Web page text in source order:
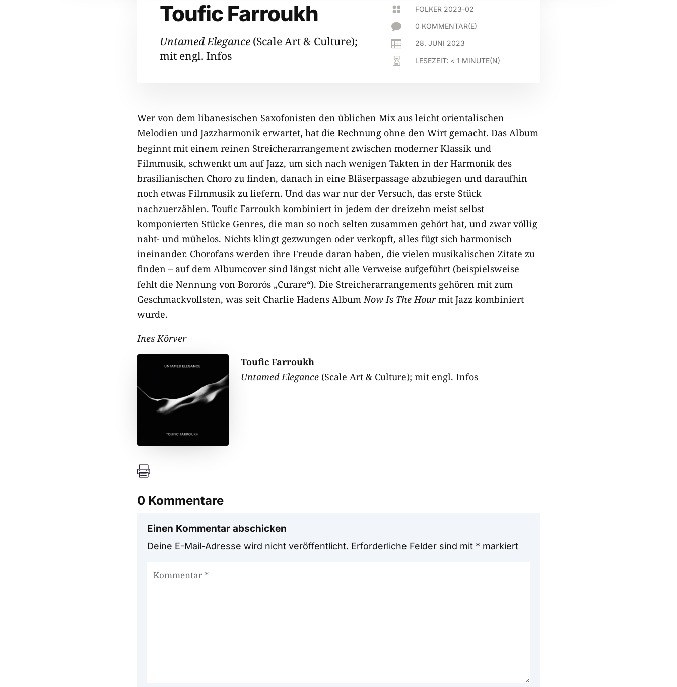
Toufic Farroukh
Untamed Elegance (Scale Art & Culture);
mit engl. Infos
 FOLKER 2023-02
 0 KOMMENTAR(E)
 28. JUNI 2023
 LESEZEIT: < 1 MINUTE(N)
Wer von dem libanesischen Saxofonisten den üblichen Mix aus leicht orientalischen
Melodien und Jazzharmonik erwartet, hat die Rechnung ohne den Wirt gemacht. Das Album
beginnt mit einem reinen Streicherarrangement zwischen moderner Klassik und
Filmmusik, schwenkt um auf Jazz, um sich nach wenigen Takten in der Harmonik des
brasilianischen Choro zu finden, danach in eine Bläserpassage abzubiegen und daraufhin
noch etwas Filmmusik zu liefern. Und das war nur der Versuch, das erste Stück
nachzuerzählen. Toufic Farroukh kombiniert in jedem der dreizehn meist selbst
komponierten Stücke Genres, die man so noch selten zusammen gehört hat, und zwar völlig
naht- und mühelos. Nichts klingt gezwungen oder verkopft, alles fügt sich harmonisch
ineinander. Chorofans werden ihre Freude daran haben, die vielen musikalischen Zitate zu
finden – auf dem Albumcover sind längst nicht alle Verweise aufgeführt (beispielsweise
fehlt die Nennung von Bororós „Curare“). Die Streicherarrangements gehören mit zum
Geschmackvollsten, was seit Charlie Hadens AlbumNow Is The Hourmit Jazz kombiniert
wurde.
Ines Körver
Toufic Farroukh
Untamed Elegance (Scale Art & Culture); mit engl. Infos

0 Kommentare
Einen Kommentar abschicken
Deine E-Mail-Adresse wird nicht veröffentlicht. Erforderliche Felder sind mit * markiert